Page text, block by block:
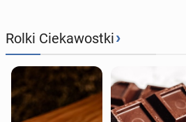
Rolki Ciekawostki›